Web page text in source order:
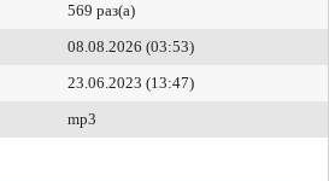
569 раз(а)
08.08.2026 (03:53)
23.06.2023 (13:47)
mp3